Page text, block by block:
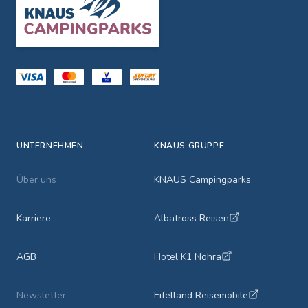
UNTERNEHMEN
Über uns
Karriere
AGB
Newsletter
KNAUS GRUPPE
KNAUS Campingparks
Albatross Reisen
Hotel K1 Nohra
Eifelland Reisemobile